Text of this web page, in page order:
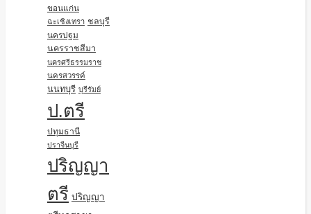
ขอนแก่น
ฉะเชิงเทรา ชลบุรี
นครปฐม
นครราชสีมา
นครศรีธรรมราช
นครสวรรค์
นนทบุรี บุรีรัมย์
ป.ตรี
ปทุมธานี
ปราจีนบุรี
ปริญญา
ตรี ปริญญา